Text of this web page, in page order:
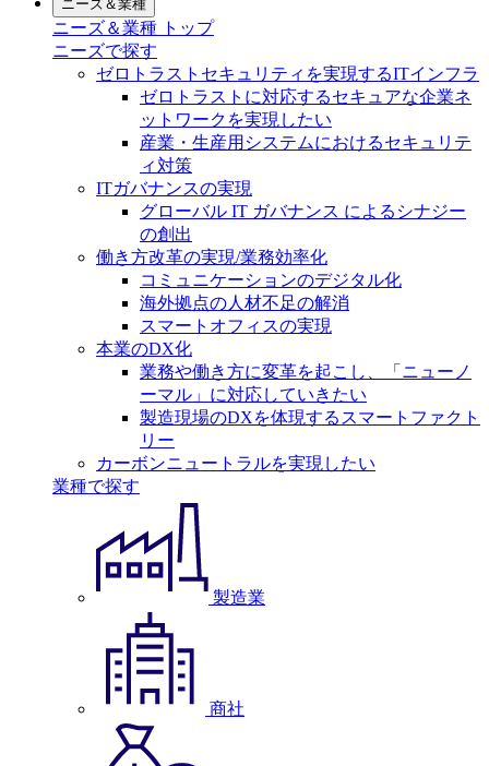
ニーズ＆業種
ニーズ＆業種 トップ
ニーズで探す
ゼロトラストセキュリティを実現するITインフラ
ゼロトラストに対応するセキュアな企業ネ
ットワークを実現したい
産業・生産用システムにおけるセキュリテ
ィ対策
ITガバナンスの実現
グローバル IT ガバナンス によるシナジー
の創出
働き方改革の実現/業務効率化
コミュニケーションのデジタル化
海外拠点の人材不足の解消
スマートオフィスの実現
本業のDX化
業務や働き方に変革を起こし、「ニューノ
ーマル」に対応していきたい
製造現場のDXを体現するスマートファクト
リー
カーボンニュートラルを実現したい
業種で探す
製造業
商社